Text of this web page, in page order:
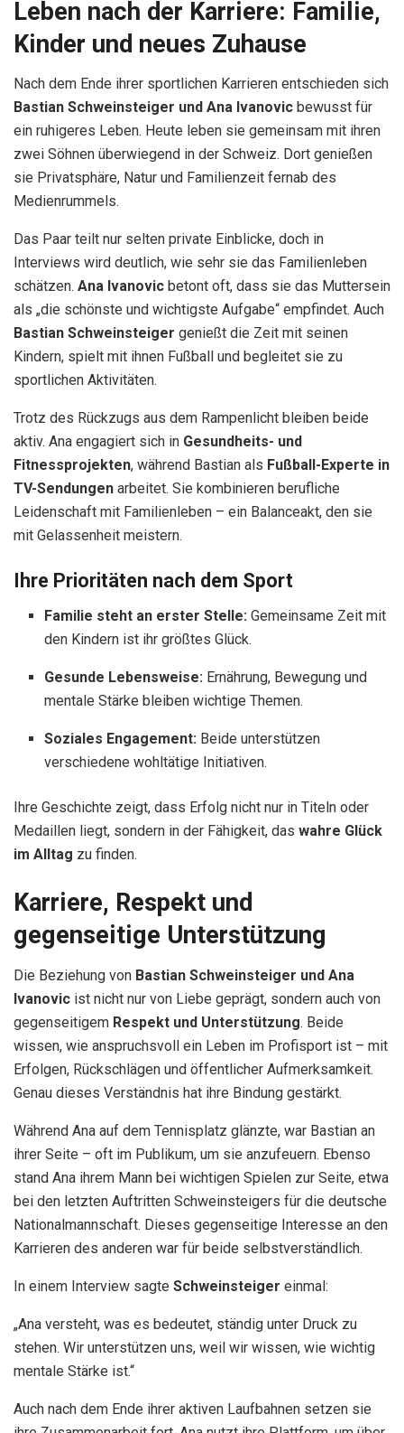
Leben nach der Karriere: Familie,
Kinder und neues Zuhause
Nach dem Ende ihrer sportlichen Karrieren entschieden sich
Bastian Schweinsteiger und Ana Ivanovic bewusst für
ein ruhigeres Leben. Heute leben sie gemeinsam mit ihren
zwei Söhnen überwiegend in der Schweiz. Dort genießen
sie Privatsphäre, Natur und Familienzeit fernab des
Medienrummels.
Das Paar teilt nur selten private Einblicke, doch in
Interviews wird deutlich, wie sehr sie das Familienleben
schätzen. Ana Ivanovic betont oft, dass sie das Muttersein
als „die schönste und wichtigste Aufgabe“ empfindet. Auch
Bastian Schweinsteiger genießt die Zeit mit seinen
Kindern, spielt mit ihnen Fußball und begleitet sie zu
sportlichen Aktivitäten.
Trotz des Rückzugs aus dem Rampenlicht bleiben beide
aktiv. Ana engagiert sich in Gesundheits- und
Fitnessprojekten, während Bastian als Fußball-Experte in
TV-Sendungen arbeitet. Sie kombinieren berufliche
Leidenschaft mit Familienleben – ein Balanceakt, den sie
mit Gelassenheit meistern.
Ihre Prioritäten nach dem Sport
Familie steht an erster Stelle: Gemeinsame Zeit mit
den Kindern ist ihr größtes Glück.
Gesunde Lebensweise: Ernährung, Bewegung und
mentale Stärke bleiben wichtige Themen.
Soziales Engagement: Beide unterstützen
verschiedene wohltätige Initiativen.
Ihre Geschichte zeigt, dass Erfolg nicht nur in Titeln oder
Medaillen liegt, sondern in der Fähigkeit, das wahre Glück
im Alltag zu finden.
Karriere, Respekt und
gegenseitige Unterstützung
Die Beziehung von Bastian Schweinsteiger und Ana
Ivanovic ist nicht nur von Liebe geprägt, sondern auch von
gegenseitigem Respekt und Unterstützung. Beide
wissen, wie anspruchsvoll ein Leben im Profisport ist – mit
Erfolgen, Rückschlägen und öffentlicher Aufmerksamkeit.
Genau dieses Verständnis hat ihre Bindung gestärkt.
Während Ana auf dem Tennisplatz glänzte, war Bastian an
ihrer Seite – oft im Publikum, um sie anzufeuern. Ebenso
stand Ana ihrem Mann bei wichtigen Spielen zur Seite, etwa
bei den letzten Auftritten Schweinsteigers für die deutsche
Nationalmannschaft. Dieses gegenseitige Interesse an den
Karrieren des anderen war für beide selbstverständlich.
In einem Interview sagte Schweinsteiger einmal:
„Ana versteht, was es bedeutet, ständig unter Druck zu
stehen. Wir unterstützen uns, weil wir wissen, wie wichtig
mentale Stärke ist.“
Auch nach dem Ende ihrer aktiven Laufbahnen setzen sie